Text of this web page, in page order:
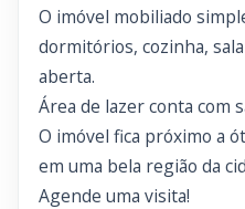
O imóvel mobiliado
dormitórios, cozinha,
aberta.
Área de lazer conta com
O imóvel fica próximo a
em uma bela região da
Agende uma visita!